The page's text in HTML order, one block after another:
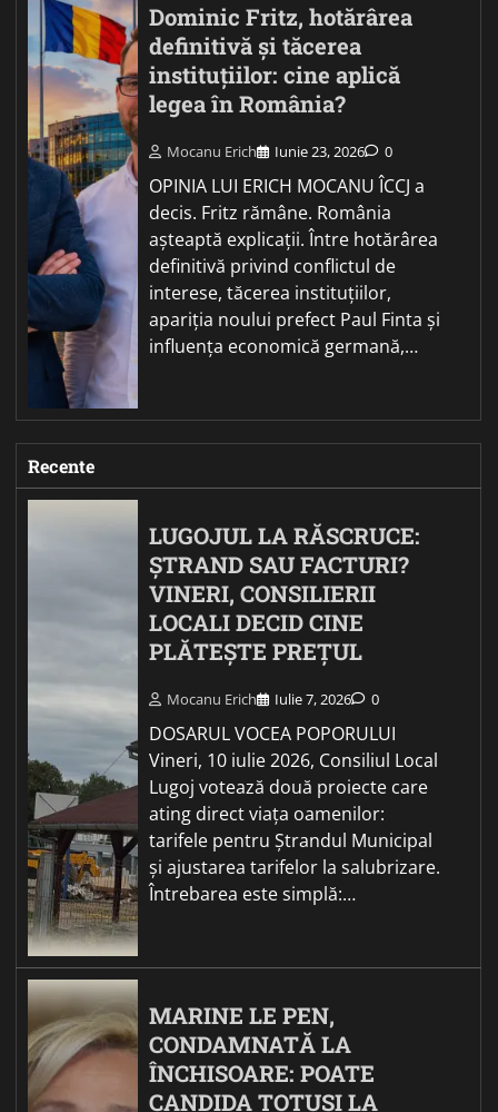
Dominic Fritz, hotărârea
definitivă și tăcerea
instituțiilor: cine aplică
legea în România?
Mocanu Erich Iunie 23, 2026 0
OPINIA LUI ERICH MOCANU ÎCCJ a
decis. Fritz rămâne. România
așteaptă explicații. Între hotărârea
definitivă privind conflictul de
interese, tăcerea instituțiilor,
apariția noului prefect Paul Finta și
influența economică germană,…
Recente
LUGOJUL LA RĂSCRUCE:
ȘTRAND SAU FACTURI?
VINERI, CONSILIERII
LOCALI DECID CINE
PLĂTEȘTE PREȚUL
Mocanu Erich Iulie 7, 2026 0
DOSARUL VOCEA POPORULUI
Vineri, 10 iulie 2026, Consiliul Local
Lugoj votează două proiecte care
ating direct viața oamenilor:
tarifele pentru Ștrandul Municipal
și ajustarea tarifelor la salubrizare.
Întrebarea este simplă:…
MARINE LE PEN,
CONDAMNATĂ LA
ÎNCHISOARE: POATE
CANDIDA TOTUȘI LA